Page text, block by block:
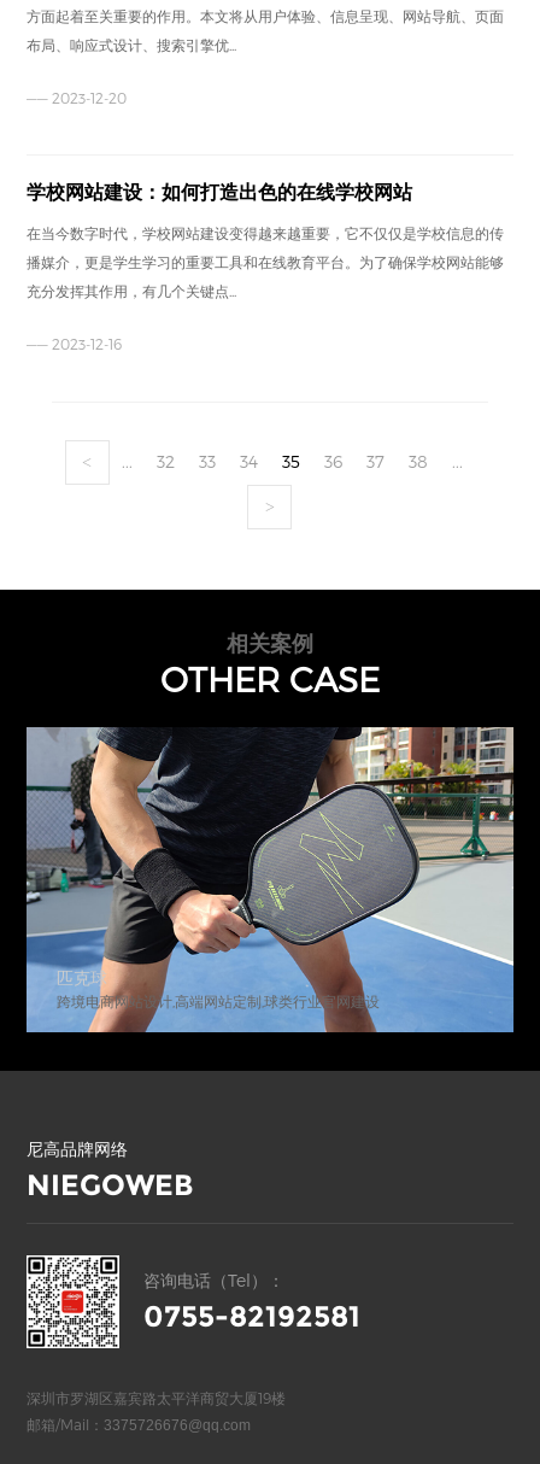
方面起着至关重要的作用。本文将从用户体验、信息呈现、网站导航、页面
布局、响应式设计、搜索引擎优...
—— 2023-12-20
学校网站建设：如何打造出色的在线学校网站
在当今数字时代，学校网站建设变得越来越重要，它不仅仅是学校信息的传
播媒介，更是学生学习的重要工具和在线教育平台。为了确保学校网站能够
充分发挥其作用，有几个关键点...
—— 2023-12-16
< ... 32 33 34 35 36 37 38 ...
>
相关案例
OTHER CASE
匹克球
跨境电商网站设计,高端网站定制,球类行业官网建设
尼高品牌网络
NIEGOWEB
咨询电话（Tel）：
0755-82192581
深圳市罗湖区嘉宾路太平洋商贸大厦19楼
邮箱/Mail： 3375726676@qq.com